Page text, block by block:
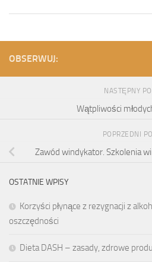
OBSERWUJ:
NASTĘPNY
Wątpliwości
POPRZEDNI
Zawód windykator. Szkolenia
OSTATNIE WPISY
Korzyści płynące z rezygnacji z
oszczędności
Dieta DASH – zasady, zdrowe